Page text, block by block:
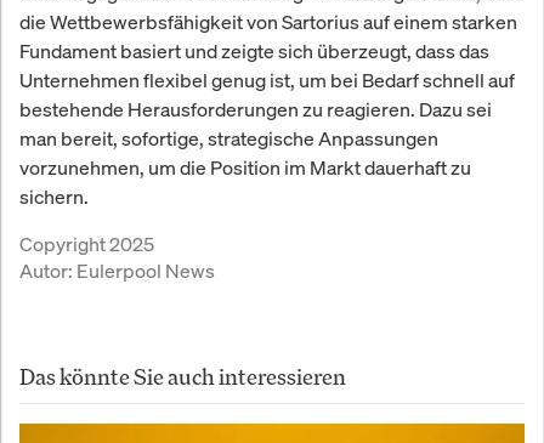
die Wettbewerbsfähigkeit von Sartorius auf einem starken
Fundament basiert und zeigte sich überzeugt, dass das
Unternehmen flexibel genug ist, um bei Bedarf schnell auf
bestehende Herausforderungen zu reagieren. Dazu sei
man bereit, sofortige, strategische Anpassungen
vorzunehmen, um die Position im Markt dauerhaft zu
sichern.
Copyright 2025
Autor: Eulerpool News
Das könnte Sie auch interessieren